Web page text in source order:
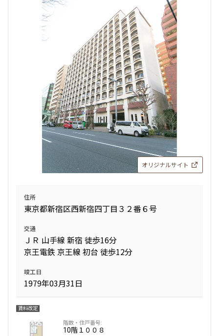
オリジナルサイト
住所
東京都新宿区西新宿四丁目３２番６号
交通
ＪＲ 山手線 新宿 徒歩16分
京王電鉄 京王線 初台 徒歩12分
竣工日
1979年03月31日
賃料改定
10階１００８